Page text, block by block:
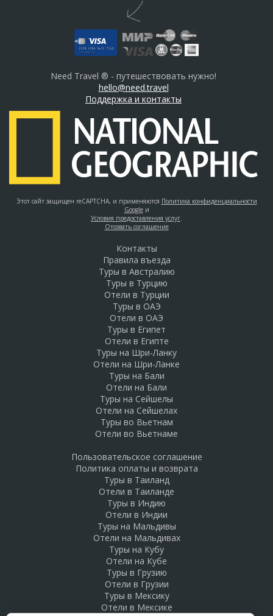
Need Travel ® - путешествовать нужно!
hello@need.travel
Поддержка и контакты
Этот сайт защищен reCAPTCHA, и применяются Политика конфиденциальности
Googleи
Условия предоставления услуг.
Отозвать соглашение
Контакты
Правила въезда
Туры в Австралию
Туры в Турцию
Отели в Турции
Туры в ОАЭ
Отели в ОАЭ
Туры в Египет
Отели в Египте
Туры на Шри-Ланку
Отели на Шри-Ланке
Туры на Бали
Отели на Бали
Туры на Сейшелы
Отели на Сейшелах
Туры во Вьетнам
Отели во Вьетнаме
Пользовательское соглашение
Политика оплаты и возврата
Туры в Таиланд
Отели в Таиланде
Туры в Индию
Отели в Индии
Туры на Мальдивы
Отели на Мальдивах
Туры на Кубу
Отели на Кубе
Туры в Грузию
Отели в Грузии
Туры в Мексику
Отели в Мексике